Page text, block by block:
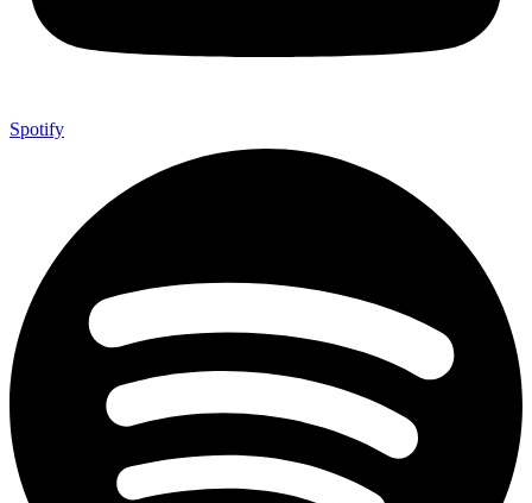
Spotify